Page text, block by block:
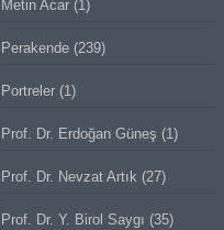
Metin Acar (1)
Perakende (239)
Portreler (1)
Prof. Dr. Erdoğan Güneş (1)
Prof. Dr. Nevzat Artık (27)
Prof. Dr. Y. Birol Saygı (35)